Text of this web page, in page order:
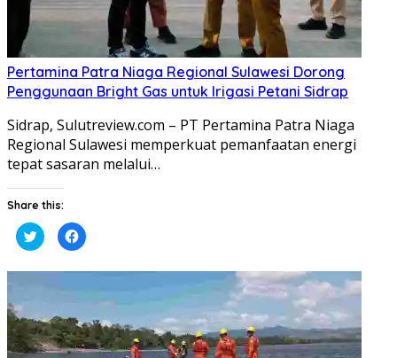
Pertamina Patra Niaga Regional Sulawesi Dorong
Penggunaan Bright Gas untuk Irigasi Petani Sidrap
Sidrap, Sulutreview.com – PT Pertamina Patra Niaga
Regional Sulawesi memperkuat pemanfaatan energi
tepat sasaran melalui…
Share this:
Klik
untuk
berbagi
Twitter(Membuka
baru)
Klik
untuk
Facebook(Membuka
jendela
baru)